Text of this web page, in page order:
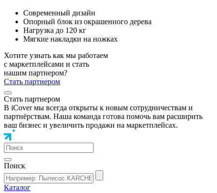
Современный дизайн
Опорный блок из окрашенного дерева
Нагрузка до 120 кг
Мягкие накладки на ножках
Хотите узнать как мы работаем
с маркетплейсами и стать
нашим партнером?
Стать партнером
Стать партнером
В iCover мы всегда открыты к новым сотрудничествам и
партнёрствам. Наша команда готова помочь вам расширить
ваш бизнес и увеличить продажи на маркетплейсах.
Поиск
Каталог